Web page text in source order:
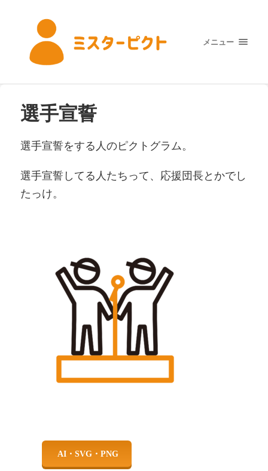
メニュー
選手宣誓
選手宣誓をする人のピクトグラム。
選手宣誓してる人たちって、応援団長とかでし
たっけ。